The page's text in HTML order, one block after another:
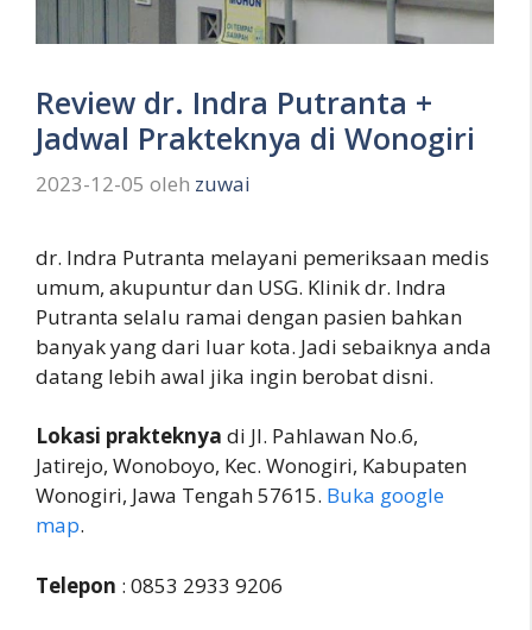
Review dr. Indra Putranta +
Jadwal Prakteknya di Wonogiri
2023-12-05 oleh zuwai
dr. Indra Putranta melayani pemeriksaan medis
umum, akupuntur dan USG. Klinik dr. Indra
Putranta selalu ramai dengan pasien bahkan
banyak yang dari luar kota. Jadi sebaiknya anda
datang lebih awal jika ingin berobat disni.
Lokasi prakteknya di Jl. Pahlawan No.6,
Jatirejo, Wonoboyo, Kec. Wonogiri, Kabupaten
Wonogiri, Jawa Tengah 57615. Buka google
map.
Telepon : 0853 2933 9206